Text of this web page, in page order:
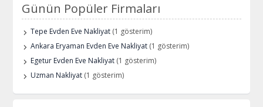
Günün Popüler Firmaları
Tepe Evden Eve Nakliyat (1 gösterim)
Ankara Eryaman Evden Eve Nakliyat (1 gösterim)
Egetur Evden Eve Nakliyat (1 gösterim)
Uzman Nakliyat (1 gösterim)